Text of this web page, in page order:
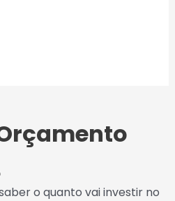
o quanto vai investir no